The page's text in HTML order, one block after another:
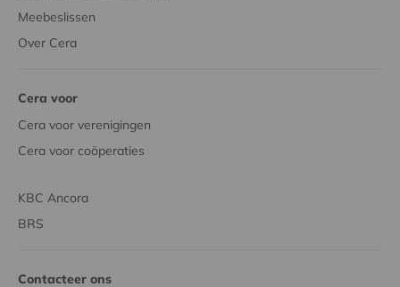
Meebeslissen
Over Cera
Cera voor
Cera voor verenigingen
Cera voor coöperaties
KBC Ancora
BRS
Contacteer ons